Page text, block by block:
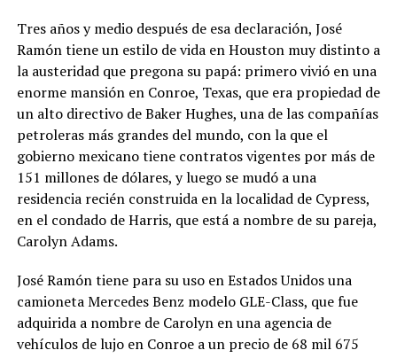
Tres años y medio después de esa declaración, José
Ramón tiene un estilo de vida en Houston muy distinto a
la austeridad que pregona su papá: primero vivió en una
enorme mansión en Conroe, Texas, que era propiedad de
un alto directivo de Baker Hughes, una de las compañías
petroleras más grandes del mundo, con la que el
gobierno mexicano tiene contratos vigentes por más de
151 millones de dólares, y luego se mudó a una
residencia recién construida en la localidad de Cypress,
en el condado de Harris, que está a nombre de su pareja,
Carolyn Adams.
José Ramón tiene para su uso en Estados Unidos una
camioneta Mercedes Benz modelo GLE-Class, que fue
adquirida a nombre de Carolyn en una agencia de
vehículos de lujo en Conroe a un precio de 68 mil 675